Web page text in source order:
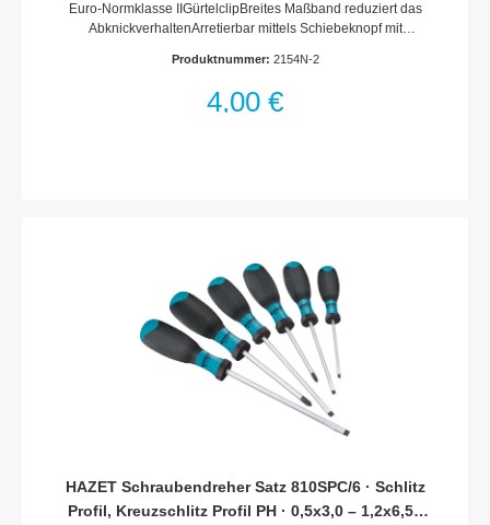
Euro-Normklasse IIGürtelclipBreites Maßband reduziert das
AbknickverhaltenArretierbar mittels Schiebeknopf mit
für Innen- und AußenmessungenStoßgeschütztes 2-
automatisches Einziehen des MaßbandesWiderstandsfähige
Produktnummer: 2154N-2
4,00 €
HAZET Schraubendreher Satz 810SPC/6 · Schlitz
Profil, Kreuzschlitz Profil PH · 0,5x3,0 – 1,2x6,5 ·